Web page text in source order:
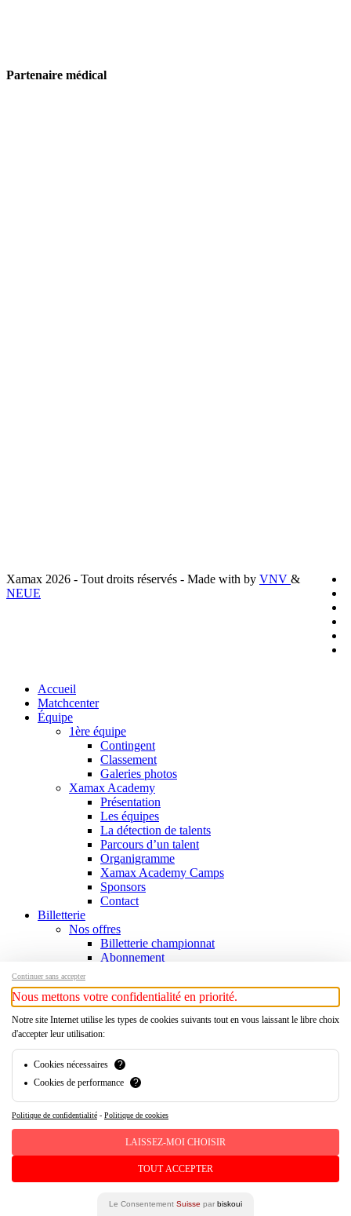
Partenaire médical
Xamax 2026 - Tout droits réservés - Made with by VNV &
NEUE
Close
Menu
Accueil
Matchcenter
Équipe
1ère équipe
Contingent
Classement
Galeries photos
Xamax Academy
Présentation
Les équipes
La détection de talents
Parcours d’un talent
Organigramme
Xamax Academy Camps
Sponsors
Contact
Billetterie
Nos offres
Billetterie championnat
Abonnement
VIP / Hospitalité
Informations
Point de vente
Cashless
Tarifs spéciaux
Demande d’accréditation
Événements
Xamax Academy Camps
Xamax On Tour
Fête des Vendanges
Soirée Rouge et Noir
Galamax
Partenaires
Continuer sans accepter
Nous mettons votre confidentialité en priorité.
Notre site Internet utilise les types de cookies suivants tout en vous laissant le libre choix
d'accepter leur utilisation:
Cookies nécessaires
?
Cookies de performance
?
Politique de confidentialité - Politique de cookies
LAISSEZ-MOI CHOISIR
TOUT ACCEPTER
Le Consentement Suisse par biskoui